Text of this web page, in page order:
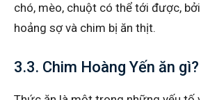
chó, mèo, chuột có thể tới được,
hoảng sợ và chim bị ăn thịt.
3.3. Chim Hoàng Yến ăn gì?